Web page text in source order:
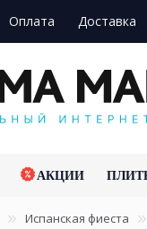
Оплата Доставка
АКЦИИ
Испанская фиеста